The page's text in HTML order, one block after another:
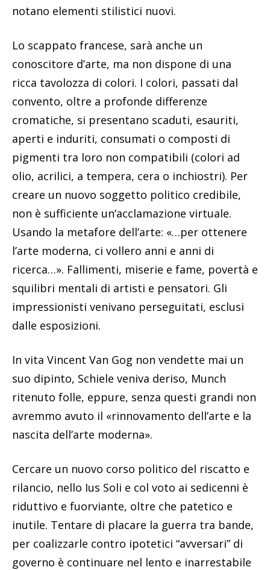
notano elementi stilistici nuovi.
Lo scappato francese, sarà anche un
conoscitore d’arte, ma non dispone di una
ricca tavolozza di colori. I colori, passati dal
convento, oltre a profonde differenze
cromatiche, si presentano scaduti, esauriti,
aperti e induriti, consumati o composti di
pigmenti tra loro non compatibili (colori ad
olio, acrilici, a tempera, cera o inchiostri). Per
creare un nuovo soggetto politico credibile,
non è sufficiente un’acclamazione virtuale.
Usando la metafore dell’arte: «…per ottenere
l’arte moderna, ci vollero anni e anni di
ricerca…». Fallimenti, miserie e fame, povertà e
squilibri mentali di artisti e pensatori. Gli
impressionisti venivano perseguitati, esclusi
dalle esposizioni.
In vita Vincent Van Gog non vendette mai un
suo dipinto, Schiele veniva deriso, Munch
ritenuto folle, eppure, senza questi grandi non
avremmo avuto il «rinnovamento dell’arte e la
nascita dell’arte moderna».
Cercare un nuovo corso politico del riscatto e
rilancio, nello Ius Soli e col voto ai sedicenni è
riduttivo e fuorviante, oltre che patetico e
inutile. Tentare di placare la guerra tra bande,
per coalizzarle contro ipotetici “avversari” di
governo è continuare nel lento e inarrestabile